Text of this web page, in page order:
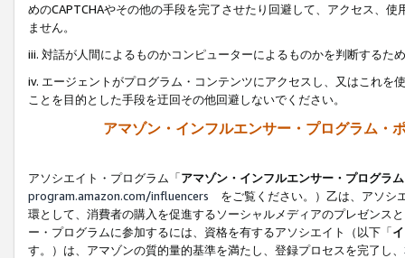
めのCAPTCHAやその他の手段を完了させたり回避して、アクセス、
ません。
iii. 対話が人間によるものかコンピューターによるものかを判断するた
iv. エージェントがプログラム・コンテンツにアクセスし、又はこれ
ことを目的とした手段を迂回その他回避しないでください。
アマゾン・インフルエンサー・プログラム・
アソシエイト・プログラム「アマゾン・インフルエンサー・プログラム
program.amazon.com/influencers をご覧ください。）乙は、アソシ
環として、消費者の購入を促進するソーシャルメディアのプレゼンス
ー・プログラムに参加するには、資格を有するアソシエイト（以下「
す。）は、アマゾンの質的量的基準を満たし、登録プロセスを完了し、